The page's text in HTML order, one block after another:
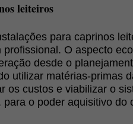
leiteiros
para caprinos
O aspecto
desde o
utilizar matérias-primas
os custos e viabilizar o
o poder aquisitivo do